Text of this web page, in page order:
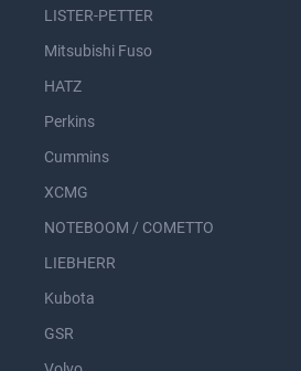
LISTER-PETTER
Mitsubishi Fuso
HATZ
Perkins
Cummins
XCMG
NOTEBOOM / COMETTO
LIEBHERR
Kubota
GSR